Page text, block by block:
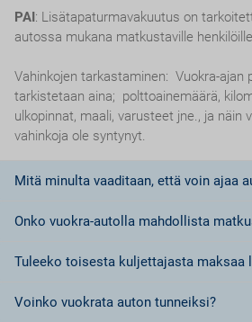
PAI: Lisätapaturmavakuutus on
autossa mukana matkustaville
Vahinkojen tarkastaminen: Vuokra-ajan
tarkistetaan aina; polttoainemäärä,
ulkopinnat, maali, varusteet jne., ja näin
vahinkoja ole syntynyt.
Mitä minulta vaaditaan, että voin ajaa
Euroopan unionin jäsenmaissa riittää
kuulu Geneven tai Wienin
Kansainvälisiä ajokortteja voi
Onko vuokra-autolla mahdollista
Ei,ei ole sallittua matkustaa autolautalla
Tuleeko toisesta kuljettajasta maksaa
Kyllä.Jokaisesta lisäkuljettajasta tulee
Voinko vuokrata auton tunneiksi?